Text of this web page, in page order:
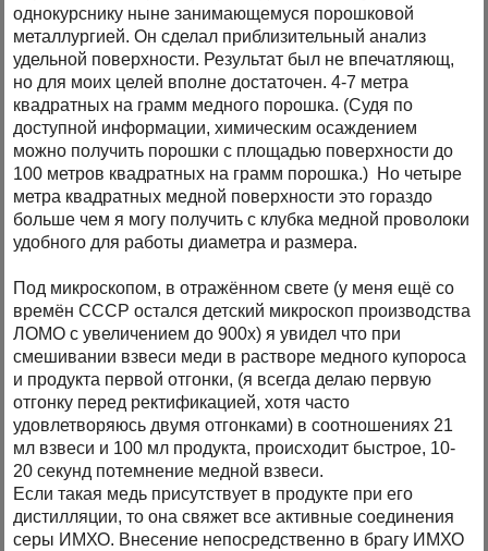
однокурснику ныне занимающемуся порошковой
металлургией. Он сделал приблизительный анализ
удельной поверхности. Результат был не впечатляющ,
но для моих целей вполне достаточен. 4-7 метра
квадратных на грамм медного порошка. (Судя по
доступной информации, химическим осаждением
можно получить порошки с площадью поверхности до
100 метров квадратных на грамм порошка.) Но четыре
метра квадратных медной поверхности это гораздо
больше чем я могу получить с клубка медной проволоки
удобного для работы диаметра и размера.
Под микроскопом, в отражённом свете (у меня ещё со
времён СССР остался детский микроскоп производства
ЛОМО с увеличением до 900х) я увидел что при
смешивании взвеси меди в растворе медного купороса
и продукта первой отгонки, (я всегда делаю первую
отгонку перед ректификацией, хотя часто
удовлетворяюсь двумя отгонками) в соотношениях 21
мл взвеси и 100 мл продукта, происходит быстрое, 10-
20 секунд потемнение медной взвеси.
Если такая медь присутствует в продукте при его
дистилляции, то она свяжет все активные соединения
серы ИМХО. Внесение непосредственно в брагу ИМХО